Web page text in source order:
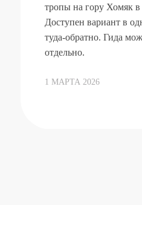
тропы на гору Хомяк
Доступен вариант в
туда-обратно. Гида
отдельно.
1 МАРТА 2026